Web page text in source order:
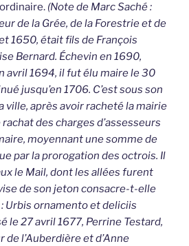
(Note de Marc Saché :
de la Grée, de la Forestrie et de
1650, était fils de François
Bernard. Échevin en 1690,
avril 1694, il fut élu maire le 30
jusqu’en 1706. C’est sous son
ville, après avoir racheté la mairie
des charges d’assesseurs
moyennant une somme de
par la prorogation des octrois. Il
le Mail, dont les allées furent
de son jeton consacre-t-elle
Urbis ornamento et deliciis
le 27 avril 1677, Perrine Testard,
de l’Auberdière et d’Anne